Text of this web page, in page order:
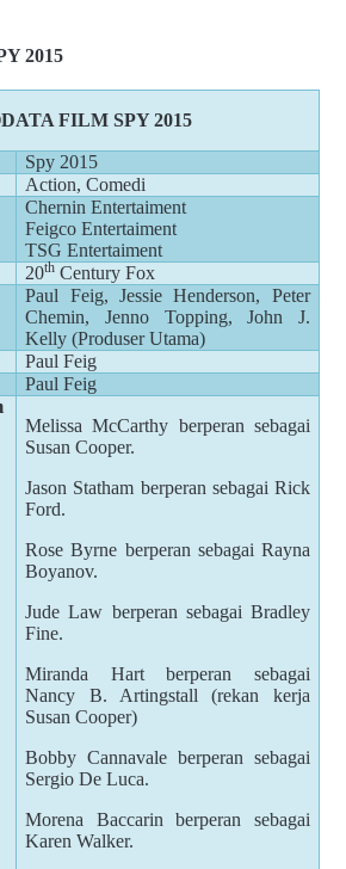
2015
FILM SPY 2015
Spy 2015
Action, Comedi
Chernin Entertaiment
Feigco Entertaiment
TSG Entertaiment
20th Century Fox
Paul Feig, Jessie Henderson, Peter
Chemin, Jenno Topping, John J.
Kelly (Produser Utama)
Paul Feig
Paul Feig
Melissa McCarthy berperan sebagai
Susan Cooper.
Jason Statham berperan sebagai Rick
Ford.
Rose Byrne berperan sebagai Rayna
Boyanov.
Jude Law berperan sebagai Bradley
Fine.
Miranda Hart berperan sebagai
Nancy B. Artingstall (rekan kerja
Susan Cooper)
Bobby Cannavale berperan sebagai
Sergio De Luca.
Morena Baccarin berperan sebagai
Karen Walker.